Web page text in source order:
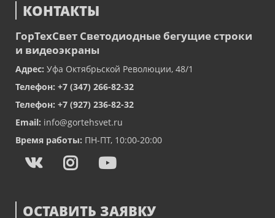
КОНТАКТЫ
ГорТехСвет Светодиодные бегущие строки
и видеоэкраны
Адрес: Уфа Октябрьской Революции, 48/1
Телефон: +7 (347) 266-82-32
Телефон: +7 (927) 236-82-32
Email: info@gortehsvet.ru
Время работы: ПН-ПТ, 10:00-20:00
ОСТАВИТЬ ЗАЯВКУ